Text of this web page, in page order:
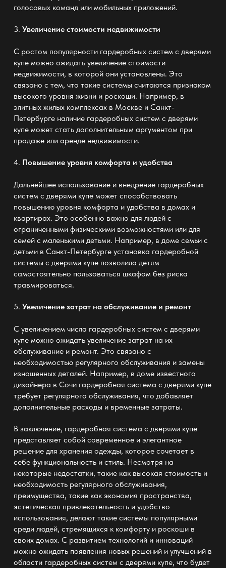
голосовых команд или мобильных приложений.
3. Увеличение стоимости недвижимости
С ростом популярности гардеробных систем с дверями
купе можно ожидать увеличение стоимости
недвижимости, в которой они установлены. Это
связано с тем, что такие системы считаются признаком
высокого уровня жизни и роскоши. Например, в
элитных жилых комплексах в Москве и Санкт-
Петербурге наличие гардеробных систем с дверями
купе может стать дополнительным аргументом при
продаже или аренде недвижимости.
4. Повышение уровня комфорта и удобства
Дальнейшее использование и внедрение гардеробных
систем с дверями купе может способствовать
повышению уровня комфорта и удобства в домах и
квартирах. Это особенно важно для людей с
ограниченными физическими возможностями или для
семей с маленькими детьми. Например, в доме семьи с
детьми в Санкт-Петербурге установка гардеробной
системы с дверями купе позволила детям
самостоятельно пользоваться шкафом без риска
травмироваться.
5. Увеличение затрат на обслуживание и ремонт
С увеличением числа гардеробных систем с дверями
купе можно ожидать увеличение затрат на их
обслуживание и ремонт. Это связано с
необходимостью регулярного обслуживания и замены
изношенных деталей. Например, в доме известного
дизайнера в Сочи гардеробная система с дверями купе
требует регулярного обслуживания, что добавляет
дополнительные расходы и временные затраты.
В заключение, гардеробная система с дверями купе
представляет собой современное и элегантное
решение для хранения одежды, которое сочетает в
себе функциональность и стиль. Несмотря на
некоторые недостатки, такие как высокая стоимость и
необходимость регулярного обслуживания,
преимущества, такие как экономия пространства,
эстетическая привлекательность и удобство
использования, делают такие системы популярными
среди людей, стремящихся к комфорту и роскоши в
своих домах. С развитием технологий и инноваций
можно ожидать появления новых решений и улучшений в
области гардеробных систем с дверями купе, что будет